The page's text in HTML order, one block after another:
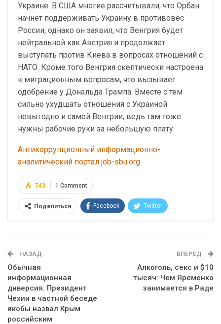
Украине. В США многие рассчитывали, что Орбан
начнет поддерживать Украину в противовес
России, однако он заявил, что Венгрия будет
нейтральной как Австрия и продолжает
выступать против Киева в вопросах отношений с
НАТО. Кроме того Венгрия скептически настроена
к миграционным вопросам, что вызывает
одобрение у Дональда Трампа. Вместе с тем
сильно ухудшать отношения с Украиной
невыгодно и самой Венгрии, ведь там тоже
нужны рабочие руки за небольшую плату.
Антикоррупционный информационно-
аналитический портал job-sbu.org
1 Comment
743
Поделиться Facebook Twitter
НАЗАД
Обычная
информационная
диверсия. Президент
Чехии в частной беседе
якобы назвал Крым
российским
ВПЕРЕД
Алкоголь, секс и $10
тысяч: Чем Яременко
занимается в Раде